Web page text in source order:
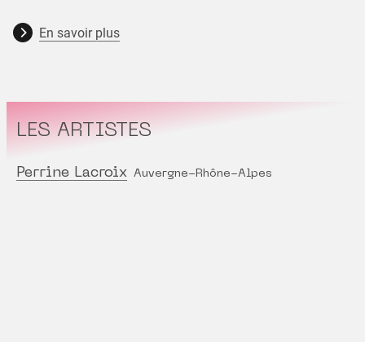
En savoir plus
LES ARTISTES
Perrine Lacroix Auvergne-Rhône-Alpes